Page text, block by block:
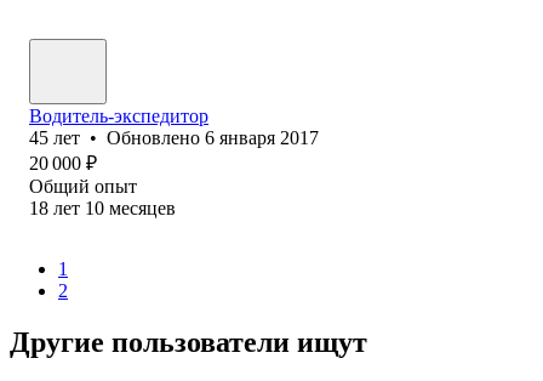
Водитель-экспедитор
45 лет • Обновлено 6 января 2017
20 000 ₽
Общий опыт
18 лет 10 месяцев
1
2
Другие пользователи ищут